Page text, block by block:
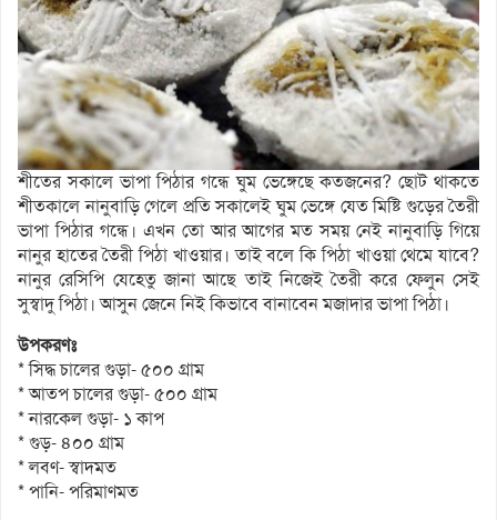
শীতের সকালে ভাপা পিঠার গন্ধে ঘুম ভেঙ্গেছে কতজনের? ছোট থাকতে
শীতকালে নানুবাড়ি গেলে প্রতি সকালেই ঘুম ভেঙ্গে যেত মিষ্টি গুড়ের তৈরী
ভাপা পিঠার গন্ধে। এখন তো আর আগের মত সময় নেই নানুবাড়ি গিয়ে
নানুর হাতের তৈরী পিঠা খাওয়ার। তাই বলে কি পিঠা খাওয়া থেমে যাবে?
নানুর রেসিপি যেহেতু জানা আছে তাই নিজেই তৈরী করে ফেলুন সেই
সুস্বাদু পিঠা। আসুন জেনে নিই কিভাবে বানাবেন মজাদার ভাপা পিঠা।
উপকরণঃ
* সিদ্ধ চালের গুড়া- ৫০০ গ্রাম
* আতপ চালের গুড়া- ৫০০ গ্রাম
* নারকেল গুড়া- ১ কাপ
* গুড়- ৪০০ গ্রাম
* লবণ- স্বাদমত
* পানি- পরিমাণমত